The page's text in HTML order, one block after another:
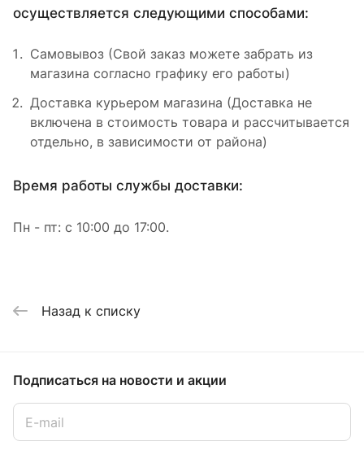
осуществляется следующими способами:
Самовывоз (Свой заказ можете забрать из
магазина согласно графику его работы)
Доставка курьером магазина (Доставка не
включена в стоимость товара и рассчитывается
отдельно, в зависимости от района)
Время работы службы доставки:
Пн - пт: с 10:00 до 17:00.
Назад к списку
Подписаться на новости и акции